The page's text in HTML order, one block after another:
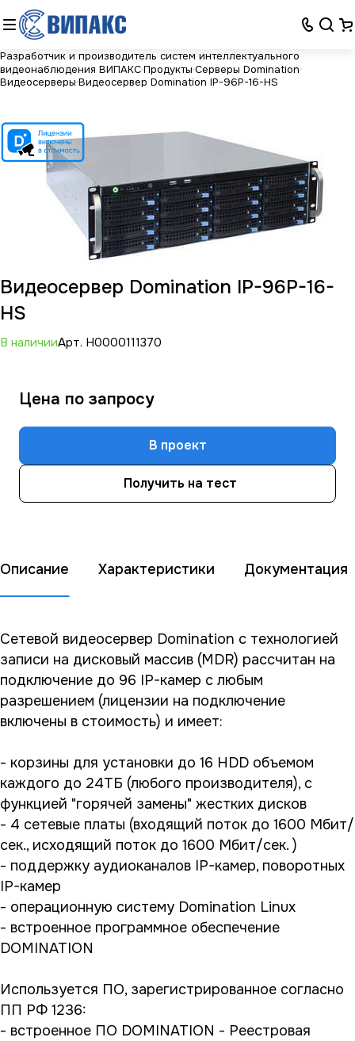
Разработчик и производитель систем интеллектуального
видеонаблюдения ВИПАКСПродукты Серверы Domination
Видеосерверы Видеосервер Domination IP-96P-16-HS
Видеосервер Domination IP-96P-16-
HS
В наличииАрт. Н0000111370
Цена по запросу
В проект
Получить на тест
Описание Характеристики Документация
Сетевой видеосервер Domination с технологией
записи на дисковый массив (MDR) рассчитан на
подключение до 96 IP-камер с любым
разрешением (лицензии на подключение
включены в стоимость) и имеет:
- корзины для установки до 16 HDD объемом
каждого до 24ТБ (любого производителя), с
функцией "горячей замены" жестких дисков
- 4 сетевые платы (входящий поток до 1600 Мбит/
сек., исходящий поток до 1600 Мбит/сек. )
- поддержку аудиоканалов IP-камер, поворотных
IP-камер
- операционную систему Domination Linux
- встроенное программное обеспечение
DOMINATION
Используется ПО, зарегистрированное согласно
ПП РФ 1236:
- встроенное ПО DOMINATION - Реестровая